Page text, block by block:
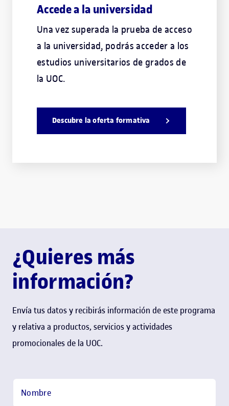
Accede a la universidad
Una vez superada la prueba de acceso
a la universidad, podrás acceder a los
estudios universitarios de grados de
la UOC.
Descubre la oferta formativa
¿Quieres más
información?
Envía tus datos y recibirás información de este programa
y relativa a productos, servicios y actividades
promocionales de la UOC.
Nombre